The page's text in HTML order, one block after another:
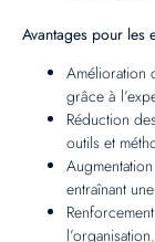
Avantages pour les
Amélioration
grâce à
Réduction
outils et
entraînant
l’organisation.